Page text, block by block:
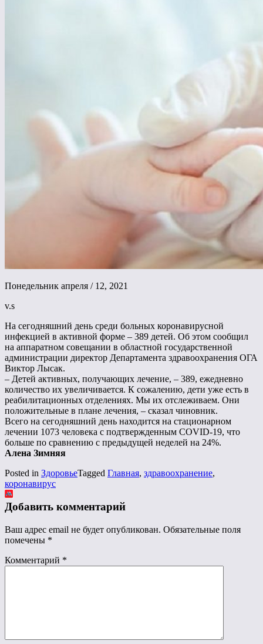
Понедельник апреля / 12, 2021
v.s
На сегодняшний день среди больных коронавирусной
инфекцией в активной форме – 389 детей. Об этом сообщил
на аппаратном совещании в областной государственной
администрации директор Департамента здравоохранения ОГА
Виктор Лысак.
– Детей активных, получающих лечение, – 389, ежедневно
количество их увеличивается. К сожалению, дети уже есть в
реабилитационных отделениях. Мы их отслеживаем. Они
положительные в плане лечения, – сказал чиновник.
Всего на сегодняшний день находится на стационарном
лечении 1073 человека с подтвержденным COVID-19, что
больше по сравнению с предыдущей неделей на 24%.
Алена Зимняя
Posted in ЗдоровьеTagged Главная, здравоохранение,
коронавирус
Добавить комментарий
Ваш адрес email не будет опубликован. Обязательные поля
помечены *
Комментарий *